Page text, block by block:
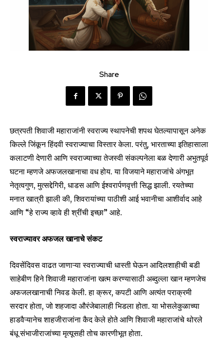
Share
छत्रपती शिवाजी महाराजांनी स्वराज्य स्थापनेची शपथ घेतल्यापासून अनेक
किल्ले जिंकून हिंदवी स्वराज्याचा विस्तार केला. परंतु, भारताच्या इतिहासाला
कलाटणी देणारी आणि स्वराज्याच्या तेजस्वी संकल्पनेला बळ देणारी अभुतपूर्व
घटना म्हणजे अफजलखानाचा वध होय. या विजयाने महाराजांचे अंगभूत
नेतृत्वगुण, मुत्सद्देगिरी, धाडस आणि ईश्वरार्पणवृत्ती सिद्ध झाली. रयतेच्या
मनात खात्री झाली की, शिवरायांच्या पाठीशी आई भवानीचा आशीर्वाद आहे
आणि “हे राज्य व्हावे ही श्रींची इच्छा” आहे.
स्वराज्यावर अफजल खानाचे संकट
दिवसेंदिवस वाढत जाणाऱ्या स्वराज्याची धास्ती घेऊन आदिलशाहीची बडी
साहेबीण हिने शिवाजी महाराजांना खत्म करण्यासाठी अब्दुल्ला खान म्हणजेच
अफजलखानाची निवड केली. हा क्रूर, कपटी आणि अत्यंत पराक्रमी
सरदार होता, जो शहजादा औरंजेबालाही भिडला होता. या भोसलेकुळाच्या
हाडवैऱ्यानेच शाहजीराजांना कैद केले होते आणि शिवाजी महाराजांचे थोरले
बंधू संभाजीराजांच्या मृत्यूसही तोच कारणीभूत होता.